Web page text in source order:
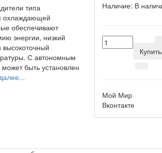
типа
охлаждающей
обеспечивают
энергии, низкий
С автономным
быть установлен
Наличие: В
Купить
Мой Мир
Вконтакте